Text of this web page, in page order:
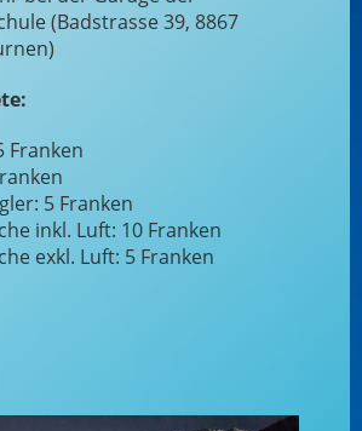
(Badstrasse 39, 8867
Franken
5 Franken
inkl. Luft: 10 Franken
exkl. Luft: 5 Franken